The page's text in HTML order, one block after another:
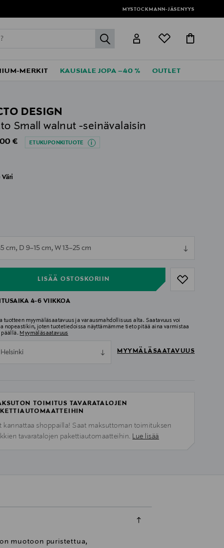
MYSTOCKMANN-JÄSENYYS
label.header.go
MERKIT KAUSIALE JOPA –40 % OUTLET
DESIGN
Small walnut -seinävalaisin
Price
€ ETUKUPONKITUOTE
Väri
cm, D 9–15 cm, W 13–25 cm
LISÄÄ OSTOSKORIIN
null
4-6 VIIKKOA
tuotteen myymäläsaatavuus ja varausmahdollisuus alta. Saatavuus voi
nopeastikin, joten tuotetiedoissa näyttämämme tieto pitää aina varmistaa
päällä. Myymäläsaatavuus
Helsinki MYYMÄLÄSAATAVUUS
TOIMITUS TAVARATALOJEN
kannattaa shoppailla! Saat maksuttoman toimituksen
tavaratalojen pakettiautomaatteihin. Lue lisää
muotoon puristettua,